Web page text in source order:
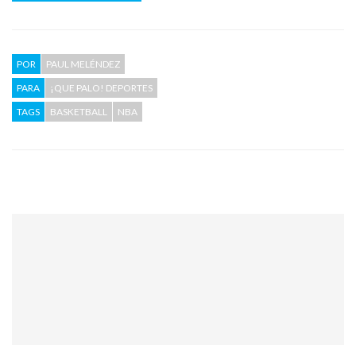
POR
PAUL MELÉNDEZ
PARA
¡QUE PALO! DEPORTES
TAGS
BASKETBALL NBA